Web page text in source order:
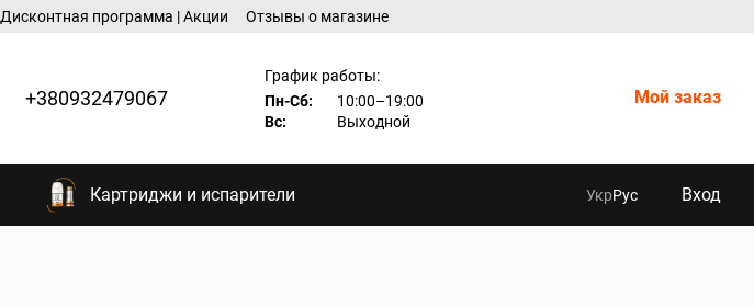
Дисконтная программа | Акции Отзывы о магазине
+380932479067
График работы:
Пн-Сб:
10:00–19:00
Вс:
Выходной
Мой заказ
Картриджи и испарители УкрРус Вход